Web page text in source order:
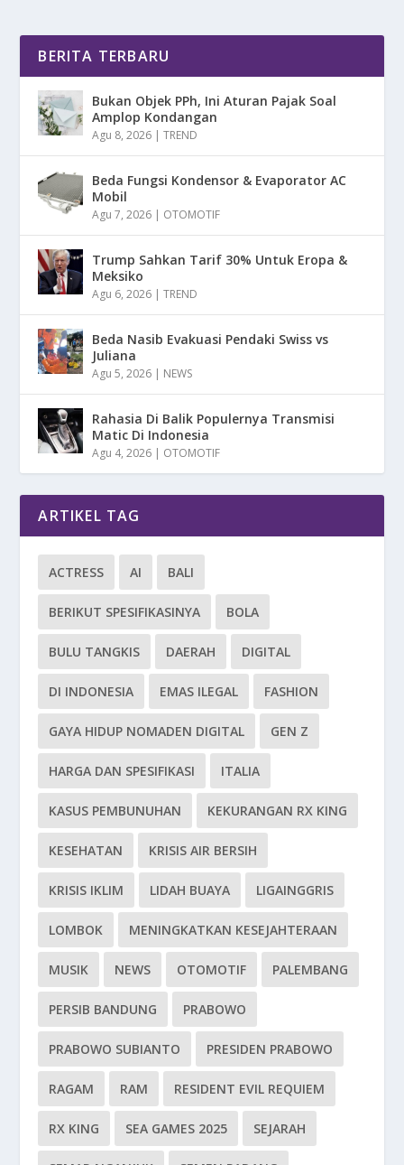
BERITA TERBARU
Bukan Objek PPh, Ini Aturan Pajak Soal
Amplop Kondangan
Agu 8, 2026 |TREND
Beda Fungsi Kondensor & Evaporator AC
Mobil
Agu 7, 2026 | OTOMOTIF
Trump Sahkan Tarif 30% Untuk Eropa &
Meksiko
Agu 6, 2026 |TREND
Beda Nasib Evakuasi Pendaki Swiss vs
Juliana
Agu 5, 2026 | NEWS
Rahasia Di Balik Populernya Transmisi
Matic Di Indonesia
Agu 4, 2026 | OTOMOTIF
ARTIKEL TAG
ACTRESS AI BALI
BERIKUT SPESIFIKASINYA BOLA
BULU TANGKIS DAERAH DIGITAL
DI INDONESIA EMAS ILEGAL FASHION
GAYA HIDUP NOMADEN DIGITAL GEN Z
HARGA DAN SPESIFIKASI ITALIA
KASUS PEMBUNUHAN KEKURANGAN RX KING
KESEHATAN KRISIS AIR BERSIH
KRISIS IKLIM LIDAH BUAYA LIGAINGGRIS
LOMBOK MENINGKATKAN KESEJAHTERAAN
MUSIK NEWS OTOMOTIF PALEMBANG
PERSIB BANDUNG PRABOWO
PRABOWO SUBIANTO PRESIDEN PRABOWO
RAGAM RAM RESIDENT EVIL REQUIEM
RX KING SEA GAMES 2025 SEJARAH